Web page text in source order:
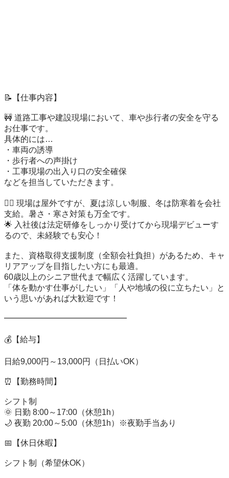
📝【仕事内容】
🚧 道路工事や建設現場において、車や歩行者の安全を守る
お仕事です。
具体的には…
・車両の誘導
・歩行者への声掛け
・工事現場の出入り口の安全確保
などを担当していただきます。
👷‍♂️ 現場は屋外ですが、夏は涼しい制服、冬は防寒着を会社
支給。暑さ・寒さ対策も万全です。
🌟 入社後は法定研修をしっかり受けてから現場デビューす
るので、未経験でも安心！
また、資格取得支援制度（全額会社負担）があるため、キャ
リアアップを目指したい方にも最適。
60歳以上のシニア世代まで幅広く活躍しています。
「体を動かす仕事がしたい」「人や地域の役に立ちたい」と
いう思いがあれば大歓迎です！
━━━━━━━━━━━━━━━
💰【給与】
日給9,000円～13,000円（日払いOK）
⏰【勤務時間】
シフト制
🌞 日勤 8:00～17:00（休憩1h）
🌙 夜勤 20:00～5:00（休憩1h）※夜勤手当あり
📅【休日休暇】
シフト制（希望休OK）